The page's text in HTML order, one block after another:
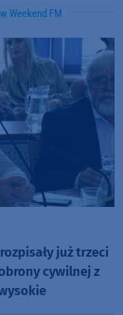
w Weekend FM
już trzeci
cywilnej z